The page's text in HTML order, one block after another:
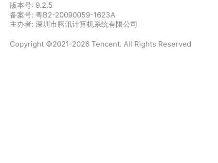
版本号: 9.2.5
备案号: 粤B2-20090059-1623A
主办者: 深圳市腾讯计算机系统有限公司
Copyright ©2021-2026 Tencent. All Rights Reserved